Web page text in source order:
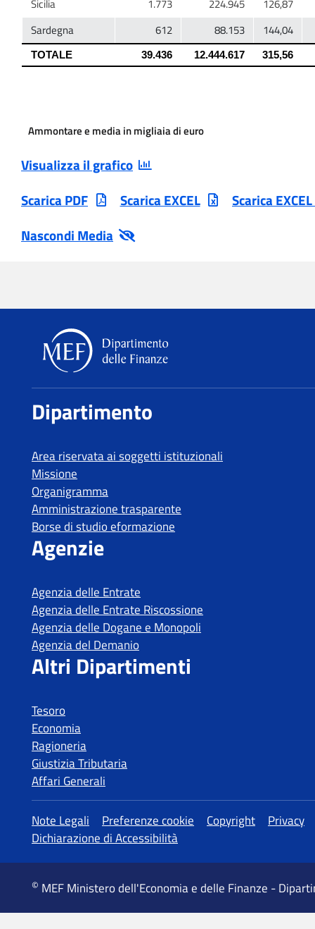
Ammontare e media in migliaia di euro
Tesoro
Economia
Ragioneria
Giustizia Tributaria
Affari Generali
MEF Ministero dell'Economia e delle Finanze -